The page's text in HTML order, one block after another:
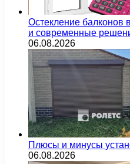
Остекление балконов
и современные
06.08.2026
Плюсы и минусы
06.08.2026